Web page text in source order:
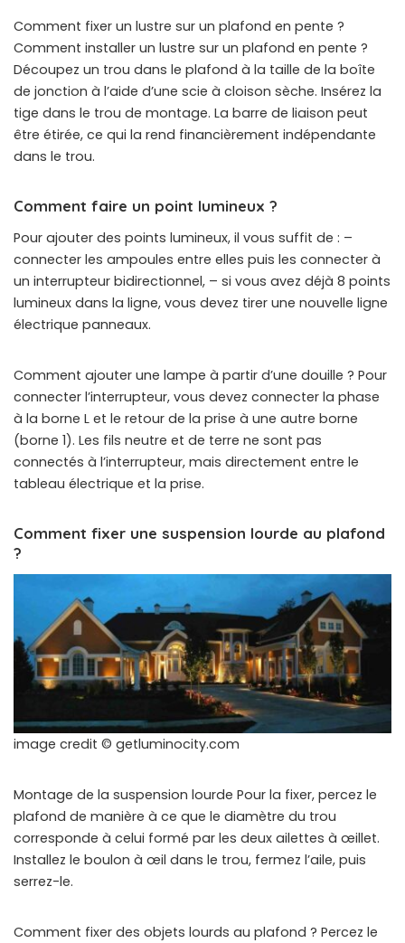
Comment fixer un lustre sur un plafond en pente ?
Comment installer un lustre sur un plafond en pente ?
Découpez un trou dans le plafond à la taille de la boîte
de jonction à l’aide d’une scie à cloison sèche. Insérez la
tige dans le trou de montage. La barre de liaison peut
être étirée, ce qui la rend financièrement indépendante
dans le trou.
Comment faire un point lumineux ?
Pour ajouter des points lumineux, il vous suffit de : –
connecter les ampoules entre elles puis les connecter à
un interrupteur bidirectionnel, – si vous avez déjà 8 points
lumineux dans la ligne, vous devez tirer une nouvelle ligne
électrique panneaux.
Comment ajouter une lampe à partir d’une douille ? Pour
connecter l’interrupteur, vous devez connecter la phase
à la borne L et le retour de la prise à une autre borne
(borne 1). Les fils neutre et de terre ne sont pas
connectés à l’interrupteur, mais directement entre le
tableau électrique et la prise.
Comment fixer une suspension lourde au plafond
?
image credit © getluminocity.com
Montage de la suspension lourde Pour la fixer, percez le
plafond de manière à ce que le diamètre du trou
corresponde à celui formé par les deux ailettes à œillet.
Installez le boulon à œil dans le trou, fermez l’aile, puis
serrez-le.
Comment fixer des objets lourds au plafond ? Percez le